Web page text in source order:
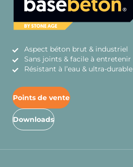
Aspect béton brut & industriel
Sans joints & facile à entretenir
Résistant à l’eau & ultra-durable
Points de vente
Downloads